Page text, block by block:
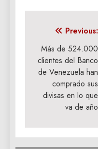
Navegación
de
entradas
Previous:
Más de 524.000
clientes del Banco
de Venezuela han
comprado sus
divisas en lo que
va de año